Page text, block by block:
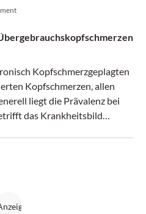
Kopfschmerzgeplagten
Kopfschmerzen, allen
liegt die Prävalenz bei
das Krankheitsbild